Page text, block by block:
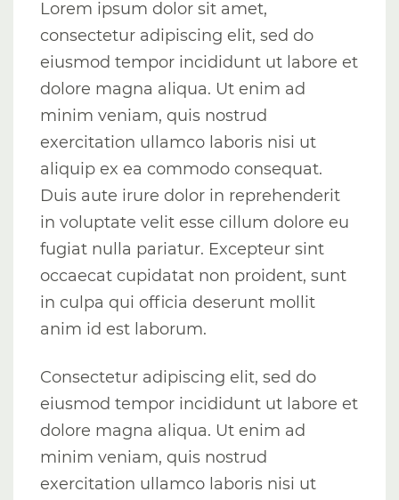
Lorem ipsum dolor sit amet,
consectetur adipiscing elit, sed do
eiusmod tempor incididunt ut labore et
dolore magna aliqua. Ut enim ad
minim veniam, quis nostrud
exercitation ullamco laboris nisi ut
aliquip ex ea commodo consequat.
Duis aute irure dolor in reprehenderit
in voluptate velit esse cillum dolore eu
fugiat nulla pariatur. Excepteur sint
occaecat cupidatat non proident, sunt
in culpa qui officia deserunt mollit
anim id est laborum.
Consectetur adipiscing elit, sed do
eiusmod tempor incididunt ut labore et
dolore magna aliqua. Ut enim ad
minim veniam, quis nostrud
exercitation ullamco laboris nisi ut